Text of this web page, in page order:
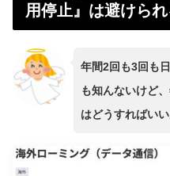
用停止』は避けられ
年間2回も3回も
も知んないけど
はどうすればい